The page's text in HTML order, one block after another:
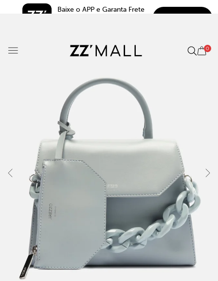
Baixe o APP e Garanta Frete
0